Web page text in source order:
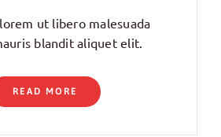
ut libero malesuada
blandit aliquet elit.
READ MORE